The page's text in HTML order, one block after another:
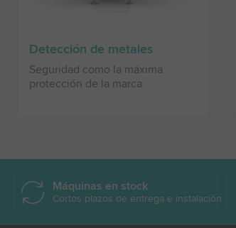
Detección de metales
Seguridad como la máxima
protección de la marca
Máquinas en stock
Cortos plazos de entrega e instalación